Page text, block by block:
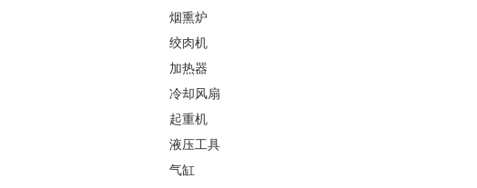
烟熏炉
绞肉机
加热器
冷却风扇
起重机
液压工具
气缸